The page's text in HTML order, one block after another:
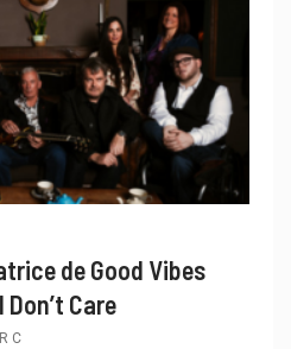
de Good Vibes
Care
C